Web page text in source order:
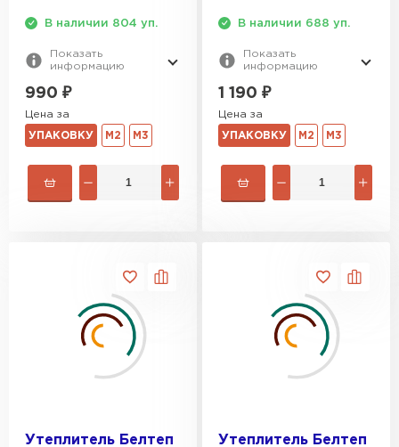
В наличии 804 уп.
Показать
информацию
990 ₽
Цена за
УПАКОВКУ М2 М3
В наличии 688 уп.
Показать
информацию
1 190 ₽
Цена за
УПАКОВКУ М2 М3
Утеплитель Белтеп
Утеплитель Белтеп
ПЕРЕЙТИ